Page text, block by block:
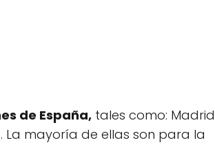
de España, tales como:
La mayoría de ellas son para la